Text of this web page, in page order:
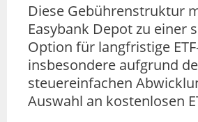
Diese Gebührenstruktur
Easybank Depot zu einer
Option für langfristige
insbesondere aufgrund
steuereinfachen
Auswahl an kostenlosen